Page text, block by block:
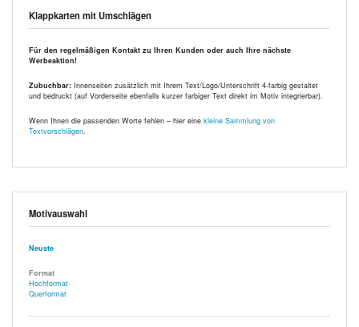
Klappkarten mit Umschlägen
Für den regelmäßigen Kontakt zu Ihren Kunden oder auch Ihre nächste
Werbeaktion!
Zubuchbar: Innenseiten zusätzlich mit Ihrem Text/Logo/Unterschrift 4-farbig gestaltet
und bedruckt (auf Vorderseite ebenfalls kurzer farbiger Text direkt im Motiv integrierbar).
Wenn Ihnen die passenden Worte fehlen – hier eine kleine Sammlung von
Textvorschlägen
Motivauswahl
Neuste
Format
Hochformat
Querformat